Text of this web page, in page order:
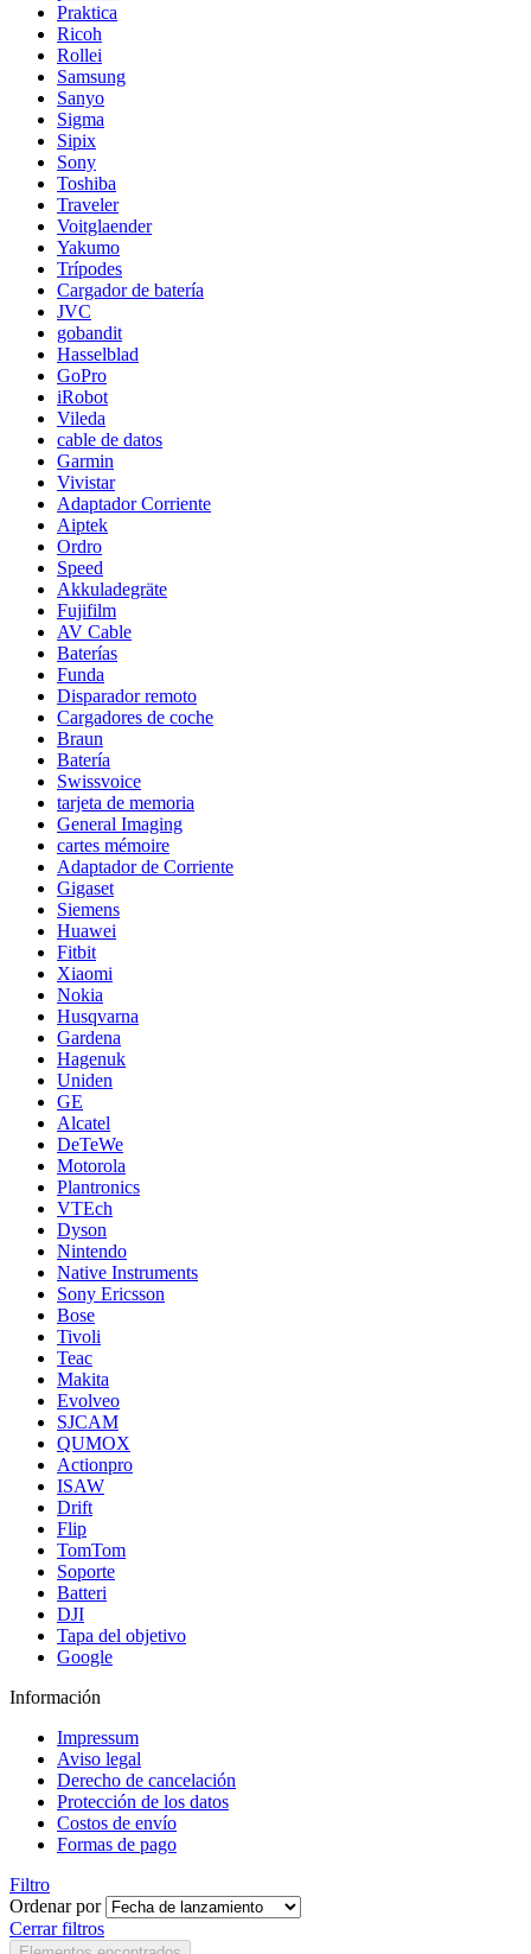
Praktica
Ricoh
Rollei
Samsung
Sanyo
Sigma
Sipix
Sony
Toshiba
Traveler
Voitglaender
Yakumo
Trípodes
Cargador de batería
JVC
gobandit
Hasselblad
GoPro
iRobot
Vileda
cable de datos
Garmin
Vivistar
Adaptador Corriente
Aiptek
Ordro
Speed
Akkuladegräte
Fujifilm
AV Cable
Baterías
Funda
Disparador remoto
Cargadores de coche
Braun
Batería
Swissvoice
tarjeta de memoria
General Imaging
cartes mémoire
Adaptador de Corriente
Gigaset
Siemens
Huawei
Fitbit
Xiaomi
Nokia
Husqvarna
Gardena
Hagenuk
Uniden
GE
Alcatel
DeTeWe
Motorola
Plantronics
VTEch
Dyson
Nintendo
Native Instruments
Sony Ericsson
Bose
Tivoli
Teac
Makita
Evolveo
SJCAM
QUMOX
Actionpro
ISAW
Drift
Flip
TomTom
Soporte
Batteri
DJI
Tapa del objetivo
Google
Información
Impressum
Aviso legal
Derecho de cancelación
Protección de los datos
Costos de envío
Formas de pago
Filtro
Ordenar por
Cerrar filtros